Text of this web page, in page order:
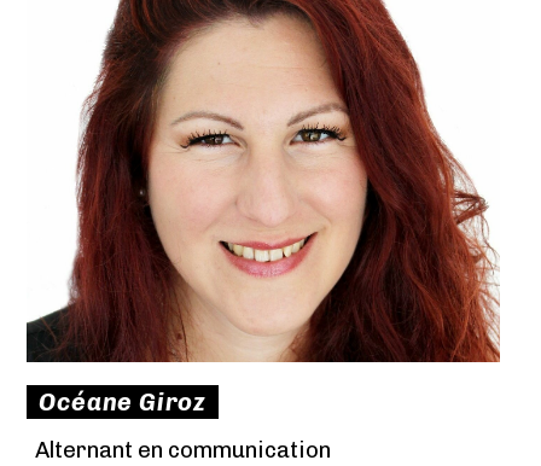
Océane Giroz
Alternant en communication